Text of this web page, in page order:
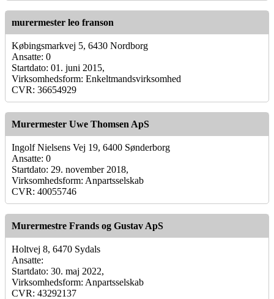
murermester leo franson
Købingsmarkvej 5, 6430 Nordborg
Ansatte: 0
Startdato: 01. juni 2015,
Virksomhedsform: Enkeltmandsvirksomhed
CVR: 36654929
Murermester Uwe Thomsen ApS
Ingolf Nielsens Vej 19, 6400 Sønderborg
Ansatte: 0
Startdato: 29. november 2018,
Virksomhedsform: Anpartsselskab
CVR: 40055746
Murermestre Frands og Gustav ApS
Holtvej 8, 6470 Sydals
Ansatte:
Startdato: 30. maj 2022,
Virksomhedsform: Anpartsselskab
CVR: 43292137